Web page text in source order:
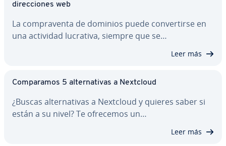
di­re­c­cio­nes web
La co­m­pra­ve­n­ta de dominios puede co­n­ve­r­ti­r­se en
una actividad lucrativa, siempre que se…
Leer más
Co­m­pa­ra­mos 5 al­te­r­na­ti­vas a Nextcloud
¿Buscas al­te­r­na­ti­vas a Nextcloud y quieres saber si
están a su nivel? Te ofrecemos un…
Leer más